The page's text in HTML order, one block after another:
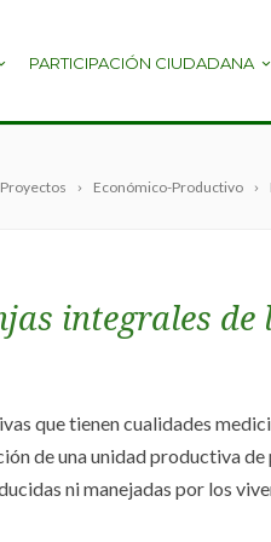
PARTICIPACIÓN CIUDADANA
Proyectos Económico-Productivo
integrales
que tienen cualidades
de una unidad productiva de
ni manejadas por los